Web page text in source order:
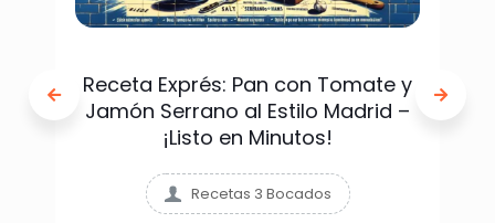
Receta Exprés: Pan con Tomate y
Jamón Serrano al Estilo Madrid –
¡Listo en Minutos!
Recetas 3 Bocados